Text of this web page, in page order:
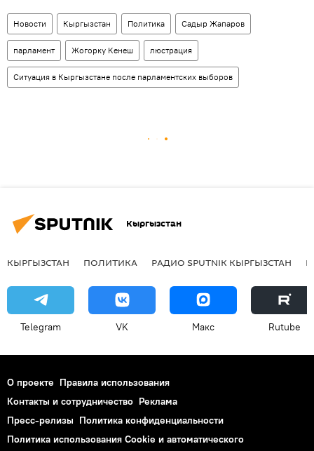
Новости Кыргызстан Политика Садыр Жапаров
парламент Жогорку Кенеш люстрация
Ситуация в Кыргызстане после парламентских выборов
Кыргызстан
КЫРГЫЗСТАН ПОЛИТИКА РАДИО SPUTNIK КЫРГЫЗСТАН
Telegram VK Макс Rutube
О проекте Правила использования
Контакты и сотрудничество Реклама
Пресс-релизы Политика конфиденциальности
Политика использования Cookie и автоматического